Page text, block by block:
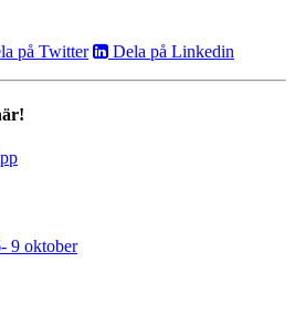
på Twitter Dela på Linkedin
9 oktober